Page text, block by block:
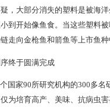
大部分消失的塑料是被海洋
到开始像鱼食。当这些塑料
走向金枪鱼和箭鱼等上市鱼
终于圆满完成
国家90所研究机构的300多
为培育高产、美味、抗病虫